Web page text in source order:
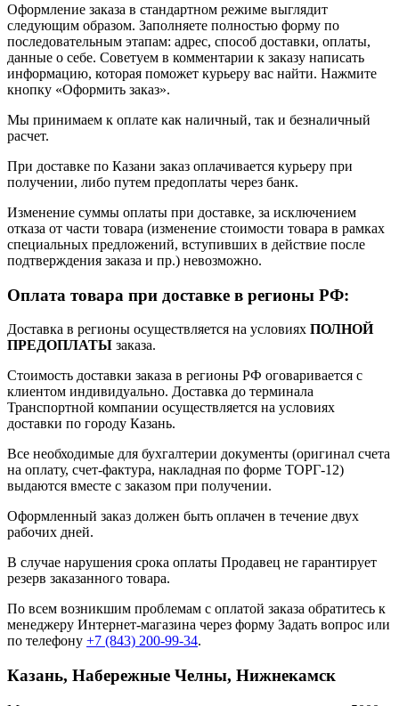
Оформление заказа в стандартном режиме выглядит
следующим образом. Заполняете полностью форму по
последовательным этапам: адрес, способ доставки, оплаты,
данные о себе. Советуем в комментарии к заказу написать
информацию, которая поможет курьеру вас найти. Нажмите
кнопку «Оформить заказ».
Мы принимаем к оплате как наличный, так и безналичный
расчет.
При доставке по Казани заказ оплачивается курьеру при
получении, либо путем предоплаты через банк.
Изменение суммы оплаты при доставке, за исключением
отказа от части товара (изменение стоимости товара в рамках
специальных предложений, вступивших в действие после
подтверждения заказа и пр.) невозможно.
Оплата товара при доставке в регионы РФ:
Доставка в регионы осуществляется на условиях ПОЛНОЙ
ПРЕДОПЛАТЫ заказа.
Стоимость доставки заказа в регионы РФ оговаривается с
клиентом индивидуально. Доставка до терминала
Транспортной компании осуществляется на условиях
доставки по городу Казань.
Все необходимые для бухгалтерии документы (оригинал счета
на оплату, счет-фактура, накладная по форме ТОРГ-12)
выдаются вместе с заказом при получении.
Оформленный заказ должен быть оплачен в течение двух
рабочих дней.
В случае нарушения срока оплаты Продавец не гарантирует
резерв заказанного товара.
По всем возникшим проблемам с оплатой заказа обратитесь к
менеджеру Интернет-магазина через форму Задать вопрос или
по телефону +7 (843) 200-99-34.
Казань, Набережные Челны, Нижнекамск